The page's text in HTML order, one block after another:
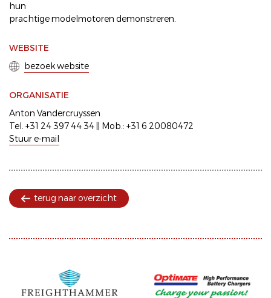
hun
prachtige modelmotoren demonstreren.
WEBSITE
bezoek website
ORGANISATIE
Anton Vandercruyssen
Tel. +31 24 397 44 34 || Mob.: +31 6 20080472
Stuur e-mail
terug naar overzicht